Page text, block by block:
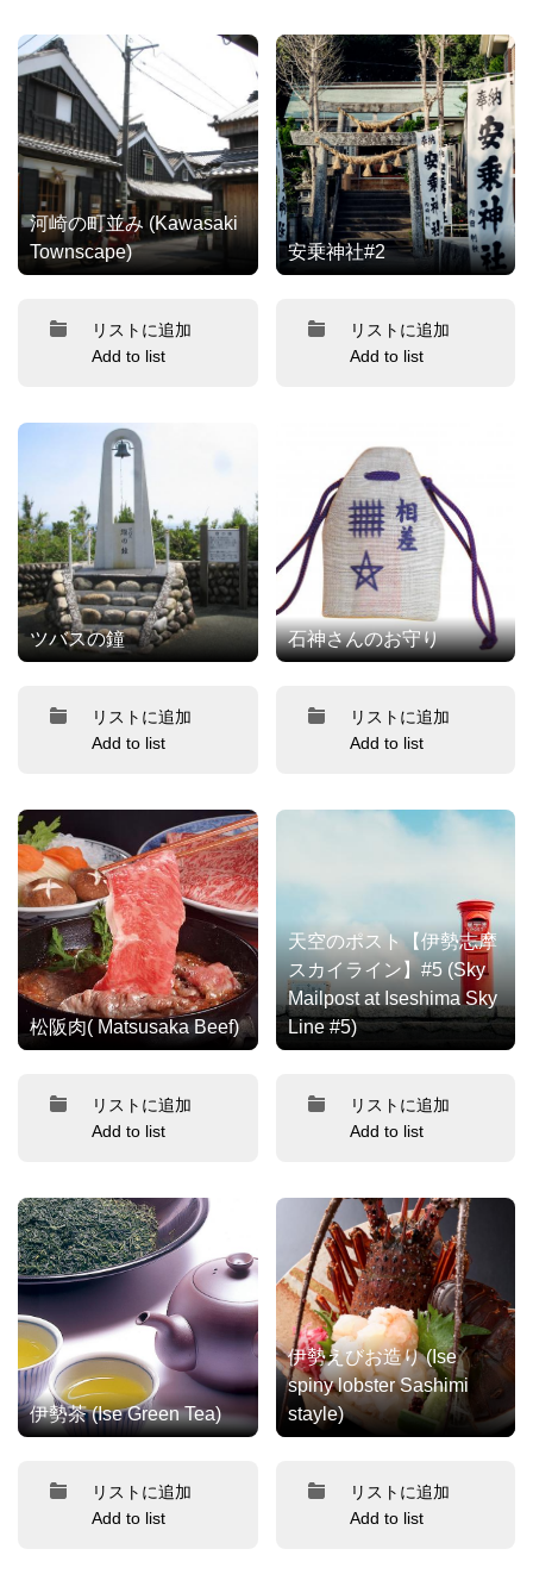
河崎の町並み (Kawasaki
Townscape)
リストに追加
Add to list
安乗神社#2
リストに追加
Add to list
ツバスの鐘
リストに追加
Add to list
石神さんのお守り
リストに追加
Add to list
松阪肉( Matsusaka Beef)
リストに追加
Add to list
天空のポスト【伊勢志摩
スカイライン】#5 (Sky
Mailpost at Iseshima Sky
Line #5)
リストに追加
Add to list
伊勢茶 (Ise Green Tea)
リストに追加
Add to list
伊勢えびお造り (Ise
spiny lobster Sashimi
stayle)
リストに追加
Add to list